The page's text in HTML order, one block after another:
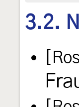
3.2.